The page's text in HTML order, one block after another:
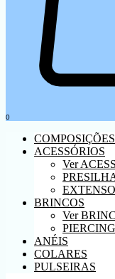
0
COMPOSIÇÕES
ACESSÓRIOS
Ver
BRINCOS
Ver
ANÉIS
COLARES
PULSEIRAS